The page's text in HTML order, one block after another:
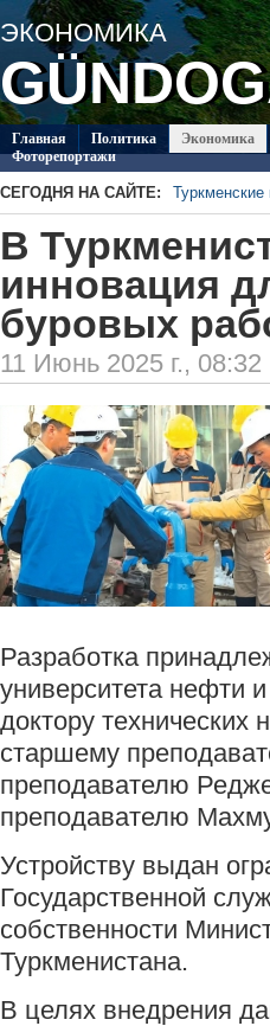
ЭКОНОМИКА
Главная Политикa Экономика
Фоторепортажи
СЕГОДНЯ НА САЙТЕ:
В
неделю
На севере
Diýarym!-
В 2028 году
В Ашхабаде
В СМИ
права
В
инновация
буровых
11 Июнь 2025 г., 08:32
Разработка
университета нефти
доктору технических
старшему
преподавателю
преподавателю
Устройству выдан
Государственной
собственности
Туркменистана.
В целях внедрения